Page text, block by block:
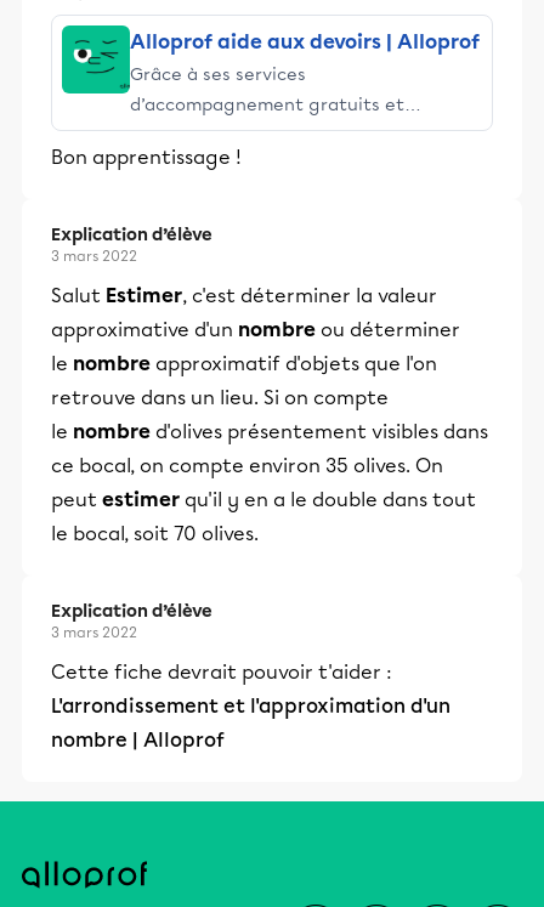
Alloprof aide aux devoirs | Alloprof
Grâce à ses services
d’accompagnement gratuits et
stimulants, Alloprof engage les élèves
et leurs parents dans la réussite
Bon apprentissage !
Explication d’élève
3 mars 2022
Salut Estimer, c'est déterminer la valeur
approximative d'un nombre ou déterminer
le nombre approximatif d'objets que l'on
retrouve dans un lieu. Si on compte
le nombre d'olives présentement visibles dans
ce bocal, on compte environ 35 olives. On
peut estimer qu'il y en a le double dans tout
le bocal, soit 70 olives.
Explication d’élève
3 mars 2022
Cette fiche devrait pouvoir t'aider :
L'arrondissement et l'approximation d'un
nombre | Alloprof